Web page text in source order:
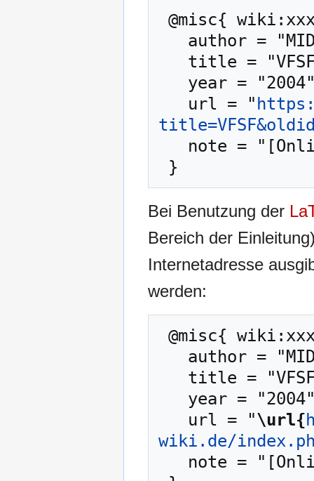
   url = "
Bei Benutzung der
Bereich der
Internetadresse
werden:
   url = "
\url{
wiki.de/